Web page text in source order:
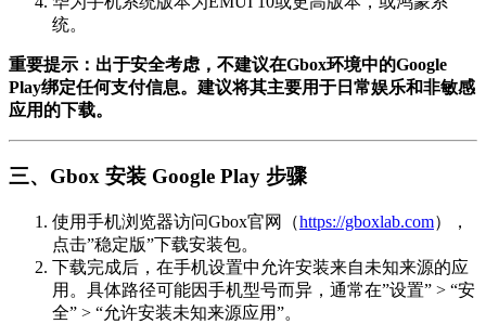
统。
重要提示：出于安全考虑，不建议在Gbox环境中的Google
Play绑定任何支付信息。建议将其主要用于日常娱乐和非敏感
应用的下载。
三、Gbox 安装 Google Play 步骤
使用手机浏览器访问Gbox官网（https://gboxlab.com），
点击”稳定版”下载安装包。
下载完成后，在手机设置中允许安装来自未知来源的应
用。具体路径可能因手机型号而异，通常在”设置” > “安
全” > “允许安装未知来源应用”。